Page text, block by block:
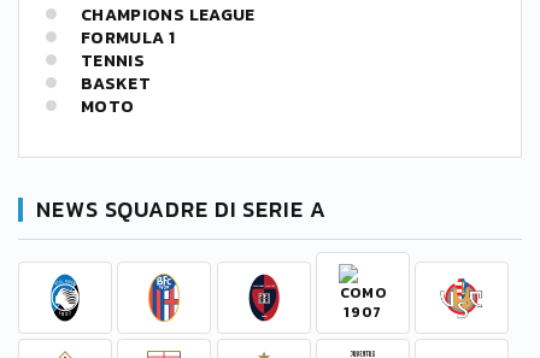
CHAMPIONS LEAGUE
FORMULA 1
TENNIS
BASKET
MOTO
NEWS SQUADRE DI SERIE A